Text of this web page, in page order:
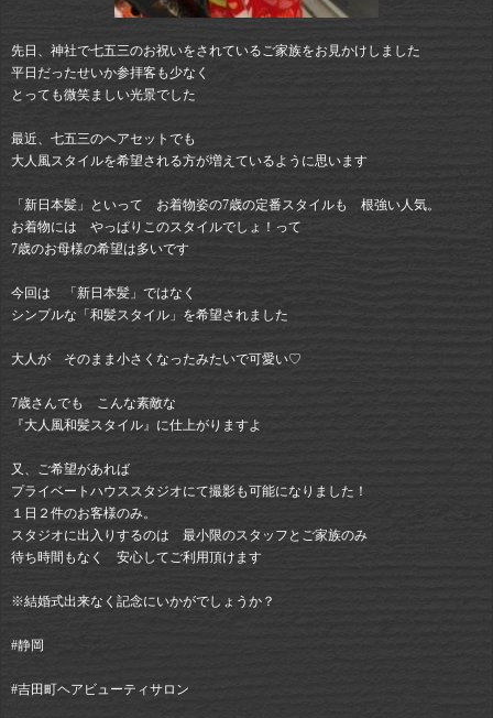
先日、神社で七五三のお祝いをされているご家族をお見かけしました
平日だったせいか参拝客も少なく
とっても微笑ましい光景でした
最近、七五三のヘアセットでも
大人風スタイルを希望される方が増えているように思います
「新日本髪」といって お着物姿の7歳の定番スタイルも 根強い人気。
お着物には やっぱりこのスタイルでしょ！って
7歳のお母様の希望は多いです
今回は 「新日本髪」ではなく
シンプルな「和髪スタイル」を希望されました
大人が そのまま小さくなったみたいで可愛い♡
7歳さんでも こんな素敵な
『大人風和髪スタイル』に仕上がりますよ
又、ご希望があれば
プライベートハウススタジオにて撮影も可能になりました！
１日２件のお客様のみ。
スタジオに出入りするのは 最小限のスタッフとご家族のみ
待ち時間もなく 安心してご利用頂けます
※結婚式出来なく記念にいかがでしょうか？
#静岡⠀
#吉田町ヘアビューティサロン⠀